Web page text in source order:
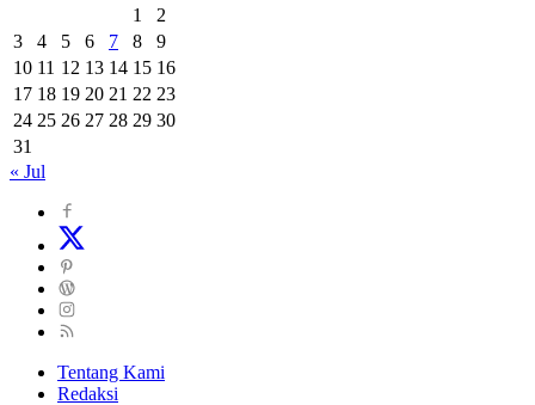
1
2
3
4 5 6 7 8
9
10 11 12 13 14 15 16
17 18 19 20 21 22 23
24 25 26 27 28 29 30
31
« Jul
Tentang Kami
Redaksi